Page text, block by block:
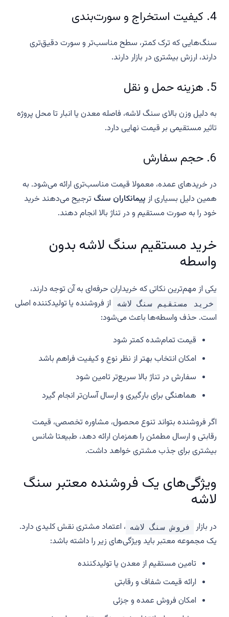
4. کیفیت استخراج و سورت‌بندی
سنگ‌هایی که ترک کمتر، سطح مناسب‌تر و سورت دقیق‌تری
دارند، ارزش بیشتری در بازار دارند.
5. هزینه حمل و نقل
به دلیل وزن بالای سنگ لاشه، فاصله معدن یا انبار تا محل پروژه
تاثیر مستقیمی بر قیمت نهایی دارد.
6. حجم سفارش
در خریدهای عمده، معمولا قیمت مناسب‌تری ارائه می‌شود. به
همین دلیل بسیاری از پیمانکاران سنگ ترجیح می‌دهند خرید
خود را به صورت مستقیم و در تناژ بالا انجام دهند.
خرید مستقیم سنگ لاشه بدون
واسطه
یکی از مهم‌ترین نکاتی که خریداران حرفه‌ای به آن توجه دارند،
خرید مستقیم سنگ لاشه
از فروشنده یا تولیدکننده اصلی
است. حذف واسطه‌ها باعث می‌شود:
قیمت تمام‌شده کمتر شود
امکان انتخاب بهتر از نظر نوع و کیفیت فراهم باشد
سفارش در تناژ بالا سریع‌تر تامین شود
هماهنگی برای بارگیری و ارسال آسان‌تر انجام گیرد
اگر فروشنده بتواند تنوع محصول، مشاوره تخصصی، قیمت
رقابتی و ارسال مطمئن را همزمان ارائه دهد، طبیعتا شانس
بیشتری برای جذب مشتری خواهد داشت.
ویژگی‌های یک فروشنده معتبر سنگ
لاشه
در بازار فروش سنگ لاشه ، اعتماد مشتری نقش کلیدی دارد.
یک مجموعه معتبر باید ویژگی‌های زیر را داشته باشد:
تامین مستقیم از معدن یا تولیدکننده
ارائه قیمت شفاف و رقابتی
امکان فروش عمده و جزئی